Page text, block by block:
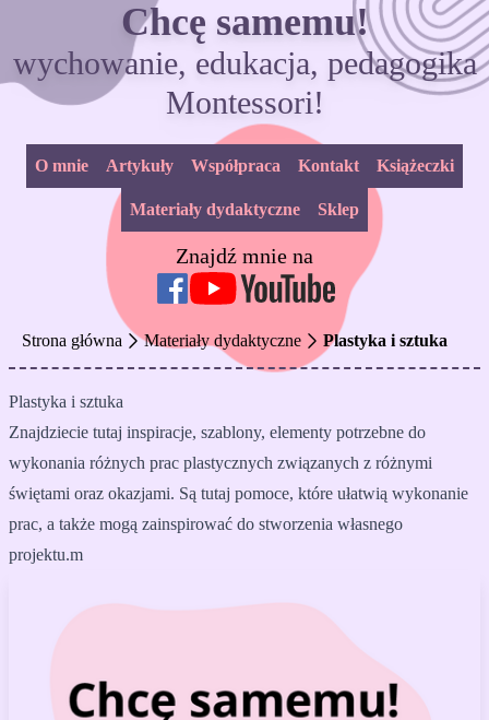
Chcę samemu!
wychowanie, edukacja, pedagogika
Montessori!
O mnie Artykuły Współpraca Kontakt Książeczki
Materiały dydaktyczne Sklep
Znajdź mnie na
Strona główna Materiały dydaktyczne Plastyka i sztuka
Plastyka i sztuka
Znajdziecie tutaj inspiracje, szablony, elementy potrzebne do
wykonania różnych prac plastycznych związanych z różnymi
świętami oraz okazjami. Są tutaj pomoce, które ułatwią wykonanie
prac, a także mogą zainspirować do stworzenia własnego
projektu.m